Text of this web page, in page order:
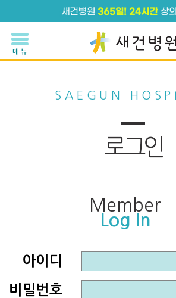
메 뉴
SAEGUN
로그인
Member
Log In
아이디
비밀번호